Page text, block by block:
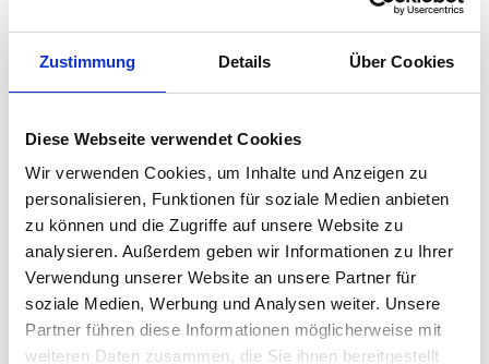
Zustimmung Details Über Cookies
Diese Webseite verwendet Cookies
Wir verwenden Cookies, um Inhalte und Anzeigen zu
personalisieren, Funktionen für soziale Medien anbieten
zu können und die Zugriffe auf unsere Website zu
analysieren. Außerdem geben wir Informationen zu Ihrer
Verwendung unserer Website an unsere Partner für
soziale Medien, Werbung und Analysen weiter. Unsere
Partner führen diese Informationen möglicherweise mit
weiteren Daten zusammen, die Sie ihnen bereitgestellt
Die Erklärung zur Barrierefreiheit gilt für die unter
Auf der Website ist das Tool OneTab installiert. Sie finden
den blauen Button in der rechten, unteren Ecke der
Dort stehen Ihnen verschiedene Barrierefreiheitsprofile
Sehbehinderungsmodus
Profil für Anfallsicherheit
ADHS-freundlicher Modus
Blindheitsmodus